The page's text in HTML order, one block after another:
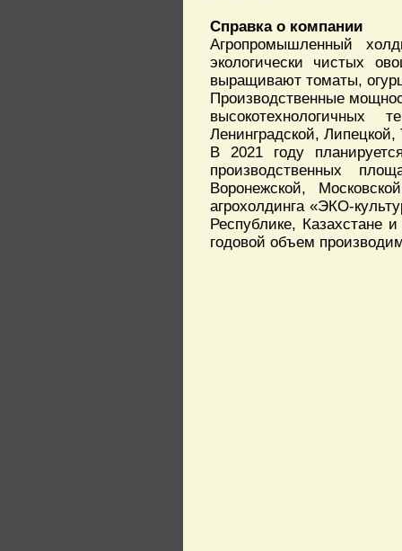
Справка о компании
Агропромышленный
экологически чистых
выращивают томаты,
Производственные
Ленинградской,
В 2021 году
производственных
Воронежской,
агрохолдинга «ЭКО-
Республике, Казахстане
годовой объем